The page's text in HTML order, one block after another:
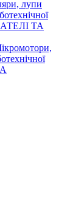
лупи
ТА